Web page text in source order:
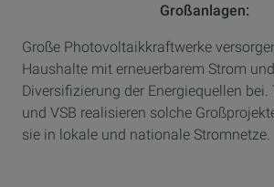
Großanlagen:
Große Photovoltaikkraftwerke
Haushalte mit erneuerbarem Strom
Diversifizierung der Energiequellen bei.
und VSB realisieren solche
sie in lokale und nationale Stromnetze.